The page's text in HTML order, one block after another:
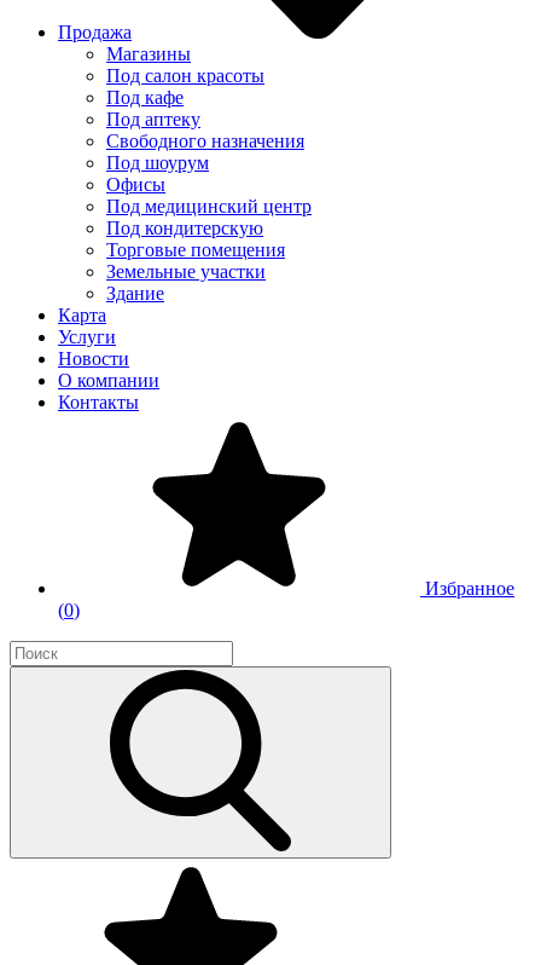
Продажа
Магазины
Под салон красоты
Под кафе
Под аптеку
Свободного назначения
Под шоурум
Офисы
Под медицинский центр
Под кондитерскую
Торговые помещения
Земельные участки
Здание
Карта
Услуги
Новости
О компании
Контакты
Избранное
(0)